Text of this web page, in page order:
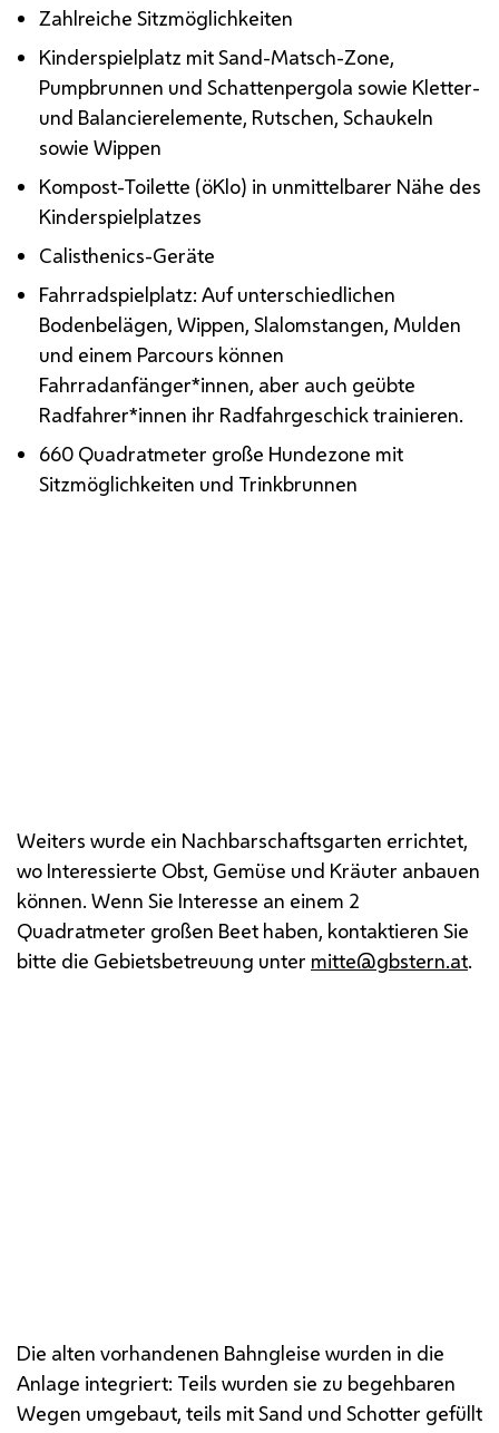
Zahlreiche Sitzmöglichkeiten
Kinderspielplatz mit Sand-Matsch-Zone,
Pumpbrunnen und Schattenpergola sowie Kletter-
und Balancierelemente, Rutschen, Schaukeln
sowie Wippen
Kompost-Toilette (öKlo) in unmittelbarer Nähe des
Kinderspielplatzes
Calisthenics-Geräte
Fahrradspielplatz: Auf unterschiedlichen
Bodenbelägen, Wippen, Slalomstangen, Mulden
und einem Parcours können
Fahrradanfänger*innen, aber auch geübte
Radfahrer*innen ihr Radfahrgeschick trainieren.
660 Quadratmeter große Hundezone mit
Sitzmöglichkeiten und Trinkbrunnen
Weiters wurde ein Nachbarschaftsgarten errichtet,
wo Interessierte Obst, Gemüse und Kräuter anbauen
können. Wenn Sie Interesse an einem 2
Quadratmeter großen Beet haben, kontaktieren Sie
bitte die Gebietsbetreuung unter mitte@gbstern.at.
Die alten vorhandenen Bahngleise wurden in die
Anlage integriert: Teils wurden sie zu begehbaren
Wegen umgebaut, teils mit Sand und Schotter gefüllt